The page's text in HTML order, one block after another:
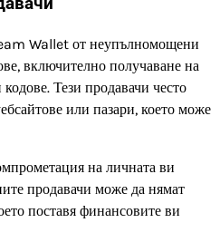
Wallet от неупълномощени
включително получаване на
Тези продавачи често
или пазари, което може
на личната ви
продавачи може да нямат
поставя финансовите ви